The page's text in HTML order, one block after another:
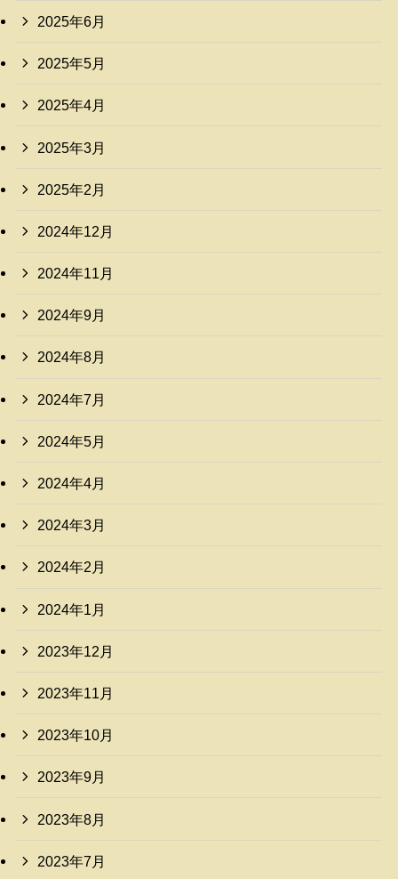
2025年6月
2025年5月
2025年4月
2025年3月
2025年2月
2024年12月
2024年11月
2024年9月
2024年8月
2024年7月
2024年5月
2024年4月
2024年3月
2024年2月
2024年1月
2023年12月
2023年11月
2023年10月
2023年9月
2023年8月
2023年7月